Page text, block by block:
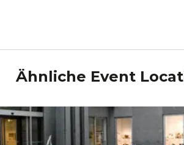
Ähnliche Event